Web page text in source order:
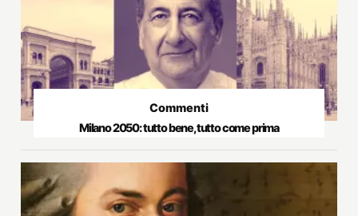
Commenti
Milano 2050: tutto bene, tutto come prima